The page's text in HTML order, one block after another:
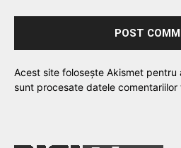
Acest site folosește Akismet pentru
sunt procesate datele comentariilor